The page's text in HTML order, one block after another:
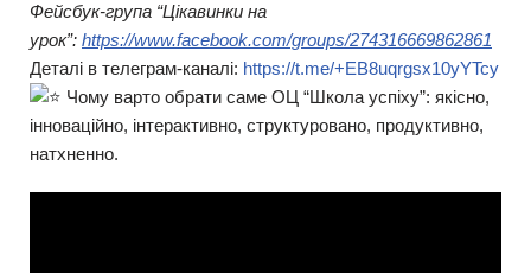
Фейсбук-група “Цікавинки на
урок”: https://www.facebook.com/groups/274316669862861
Деталі в телеграм-каналі: https://t.me/+EB8uqrgsx10yYTcy
Чому варто обрати саме ОЦ “Школа успіху”: якісно,
інноваційно, інтерактивно, структуровано, продуктивно,
натхненно.